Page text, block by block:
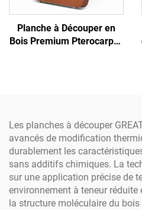
Planche à Découper en
Bois Premium Pterocarpus
Les planches à découper
avancés de modification
durablement les
sans additifs chimiques. La
sur une application précise de
environnement à teneur
la structure moléculaire du